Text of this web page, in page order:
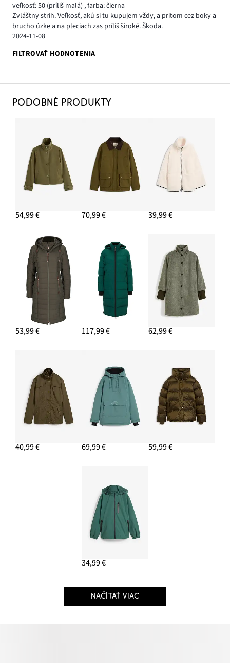
veľkosť: 50 (príliš malá) ,farba: čierna
Zvláštny strih. Veľkosť, akú si tu kupujem vždy, a pritom cez boky a
brucho úzke a na pleciach zas príliš široké. Škoda.
2024-11-08
FILTROVAŤ HODNOTENIA
PODOBNÉ PRODUKTY
54,99 € 70,99 € 39,99 €
53,99 € 117,99 € 62,99 €
40,99 € 69,99 € 59,99 €
34,99 €
NAČÍTAŤ VIAC